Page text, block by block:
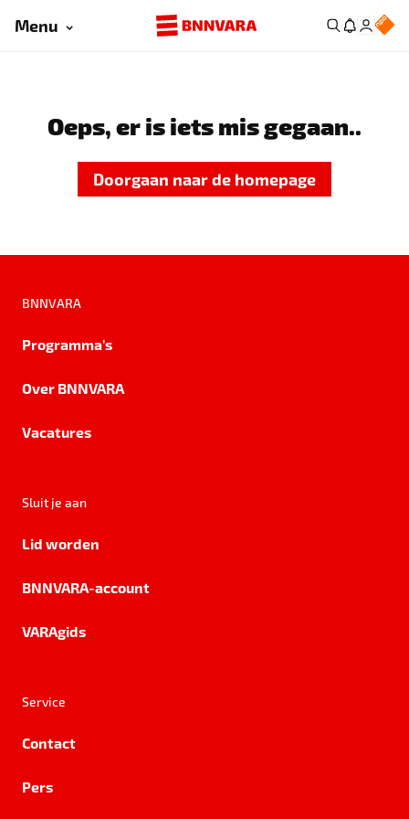
Menu
Oeps, er is iets mis gegaan..
Doorgaan naar de homepage
BNNVARA
Programma's
Over BNNVARA
Vacatures
Sluit je aan
Lid worden
BNNVARA-account
VARAgids
Service
Contact
Pers